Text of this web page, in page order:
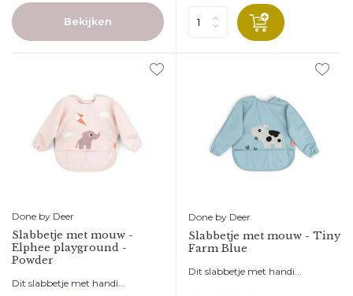
Bekijken
Done by Deer
Slabbetje met mouw -
Elphee playground -
Powder
Dit slabbetje met handi...
Done by Deer
Slabbetje met mouw - Tiny
Farm Blue
Dit slabbetje met handi...